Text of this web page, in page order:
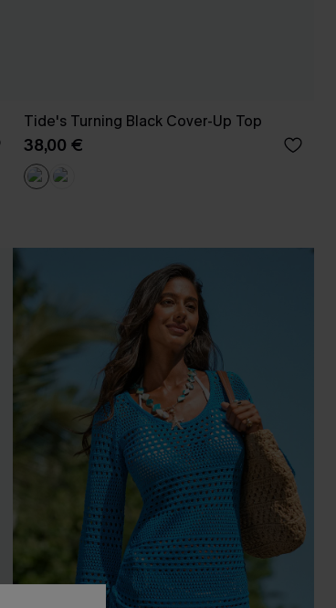
Tide's Turning Black Cover-Up Top
38,00 €